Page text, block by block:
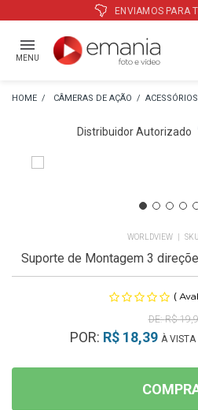
ATÉ12X E
MENU
CÂMERAS DE AÇÃO
Distribuidor Autorizado
WORLDVIEW
Suporte de Montagem 3
(
R$
POR: R$ 18,39 À VISTA